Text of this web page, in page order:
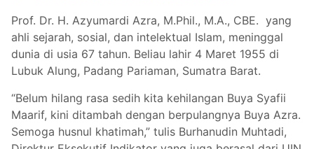
Prof. Dr. H. Azyumardi Azra, M.Phil., M.A., CBE. yang
ahli sejarah, sosial, dan intelektual Islam, meninggal
dunia di usia 67 tahun. Beliau lahir 4 Maret 1955 di
Lubuk Alung, Padang Pariaman, Sumatra Barat.
“Belum hilang rasa sedih kita kehilangan Buya Syafii
Maarif, kini ditambah dengan berpulangnya Buya Azra.
Semoga husnul khatimah,” tulis Burhanudin Muhtadi,